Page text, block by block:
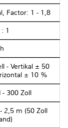
Factor: 1 - 1,8
1
- Vertikal ± 50
± 10 %
- 300 Zoll
2,5 m (50 Zoll